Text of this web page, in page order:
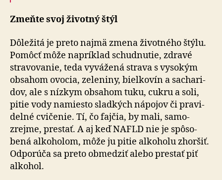
Zmeňte svoj životný štýl
Dôležitá je preto najmä zmena životného štýlu.
Pomôcť môže napríklad schudnutie, zdravé
stra­vo­va­nie, teda vy­vá­žená strava s vy­so­kým
obsahom ovocia, zeleniny, biel­ko­vín a sa­cha­ri­
dov, ale s nízkym obsahom tuku, cukru a soli,
pitie vody namiesto sladkých nápojov či pra­vi­
del­né cvi­če­nie. Tí, čo fajčia, by mali, samo­
zrejme, prestať. A aj keď NAFLD nie je spô­so­
bená alko­ho­lom, môže ju pitie alko­holu zhoršiť.
Od­po­rú­ča sa preto ob­me­dziť alebo prestať piť
alko­hol.